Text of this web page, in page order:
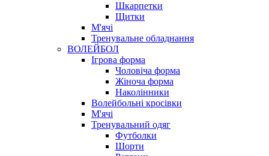
Шкарпетки
Щитки
М'ячі
Тренувальне обладнання
ВОЛЕЙБОЛ
Ігрова форма
Чоловіча форма
Жіноча форма
Наколінники
Волейбольні кросівки
М'ячі
Тренувальний одяг
Футболки
Шорти